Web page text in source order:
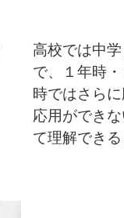
高校では中
で、１年時
時ではさら
応用ができ
て理解できる